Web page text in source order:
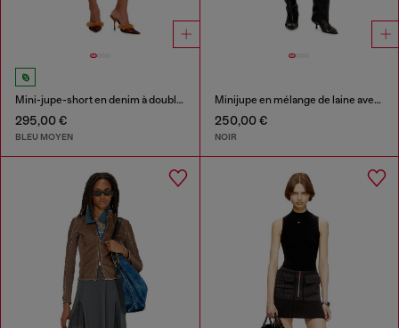
Mini-jupe-short en denim à double taille
295,00 €
BLEU MOYEN
Minijupe en mélange de laine avec plaque Oval D
250,00 €
NOIR